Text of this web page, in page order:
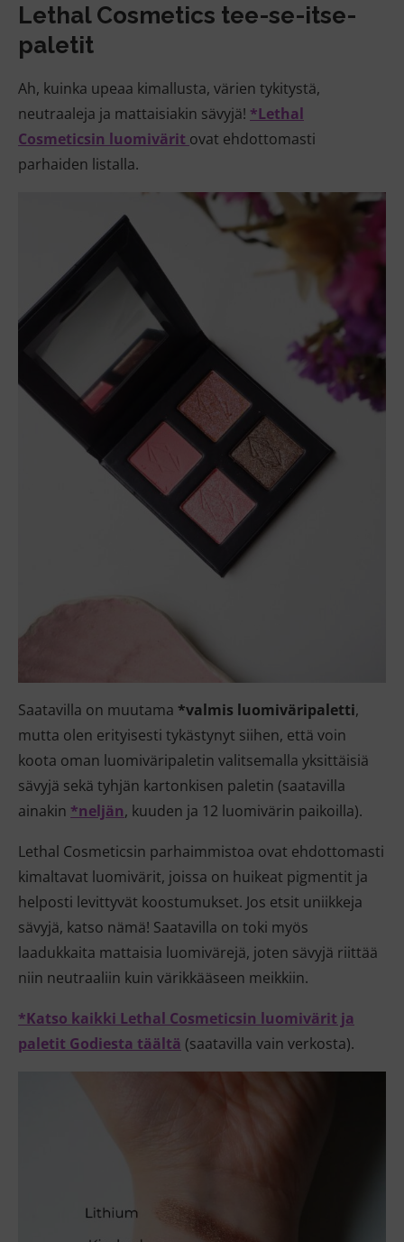
Lethal Cosmetics tee-se-itse-
paletit
Ah, kuinka upeaa kimallusta, värien tykitystä,
neutraaleja ja mattaisiakin sävyjä! *Lethal
Cosmeticsin luomivärit ovat ehdottomasti
parhaiden listalla.
Saatavilla on muutama *valmis luomiväripaletti,
mutta olen erityisesti tykästynyt siihen, että voin
koota oman luomiväripaletin valitsemalla yksittäisiä
sävyjä sekä tyhjän kartonkisen paletin (saatavilla
ainakin *neljän, kuuden ja 12 luomivärin paikoilla).
Lethal Cosmeticsin parhaimmistoa ovat ehdottomasti
kimaltavat luomivärit, joissa on huikeat pigmentit ja
helposti levittyvät koostumukset. Jos etsit uniikkeja
sävyjä, katso nämä! Saatavilla on toki myös
laadukkaita mattaisia luomivärejä, joten sävyjä riittää
niin neutraaliin kuin värikkääseen meikkiin.
*Katso kaikki Lethal Cosmeticsin luomivärit ja
paletit Godiesta täältä (saatavilla vain verkosta).